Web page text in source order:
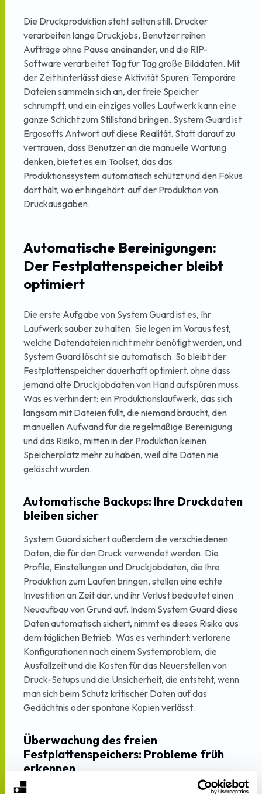
Die Druckproduktion steht selten still. Drucker
verarbeiten lange Druckjobs, Benutzer reihen
Aufträge ohne Pause aneinander, und die RIP-
Software verarbeitet Tag für Tag große Bilddaten. Mit
der Zeit hinterlässt diese Aktivität Spuren: Temporäre
Dateien sammeln sich an, der freie Speicher
schrumpft, und ein einziges volles Laufwerk kann eine
ganze Schicht zum Stillstand bringen. System Guard ist
Ergosofts Antwort auf diese Realität. Statt darauf zu
vertrauen, dass Benutzer an die manuelle Wartung
denken, bietet es ein Toolset, das das
Produktionssystem automatisch schützt und den Fokus
dort hält, wo er hingehört: auf der Produktion von
Druckausgaben.
Automatische Bereinigungen:
Der Festplattenspeicher bleibt
optimiert
Die erste Aufgabe von System Guard ist es, Ihr
Laufwerk sauber zu halten. Sie legen im Voraus fest,
welche Datendateien nicht mehr benötigt werden, und
System Guard löscht sie automatisch. So bleibt der
Festplattenspeicher dauerhaft optimiert, ohne dass
jemand alte Druckjobdaten von Hand aufspüren muss.
Was es verhindert: ein Produktionslaufwerk, das sich
langsam mit Dateien füllt, die niemand braucht, den
manuellen Aufwand für die regelmäßige Bereinigung
und das Risiko, mitten in der Produktion keinen
Speicherplatz mehr zu haben, weil alte Daten nie
gelöscht wurden.
Automatische Backups: Ihre Druckdaten
bleiben sicher
System Guard sichert außerdem die verschiedenen
Daten, die für den Druck verwendet werden. Die
Profile, Einstellungen und Druckjobdaten, die Ihre
Produktion zum Laufen bringen, stellen eine echte
Investition an Zeit dar, und ihr Verlust bedeutet einen
Neuaufbau von Grund auf. Indem System Guard diese
Daten automatisch sichert, nimmt es dieses Risiko aus
dem täglichen Betrieb. Was es verhindert: verlorene
Konfigurationen nach einem Systemproblem, die
Ausfallzeit und die Kosten für das Neuerstellen von
Druck-Setups und die Unsicherheit, die entsteht, wenn
man sich beim Schutz kritischer Daten auf das
Gedächtnis oder spontane Kopien verlässt.
Überwachung des freien
Festplattenspeichers: Probleme früh
erkennen
Die dritte Funktion ist die proaktive